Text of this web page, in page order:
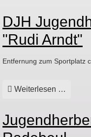
DJH
"Rudi Arndt"
Entfernung zum Sportplatz
Weiterlesen …